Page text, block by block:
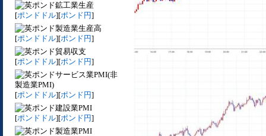
鉱工業生産
[ポンドドル][ポンド円]
製造業生産高
[ポンドドル][ポンド円]
貿易収支
[ポンドドル][ポンド円]
サービス業PMI(非
製造業PMI)
[ポンドドル][ポンド円]
建設業PMI
[ポンドドル][ポンド円]
製造業PMI